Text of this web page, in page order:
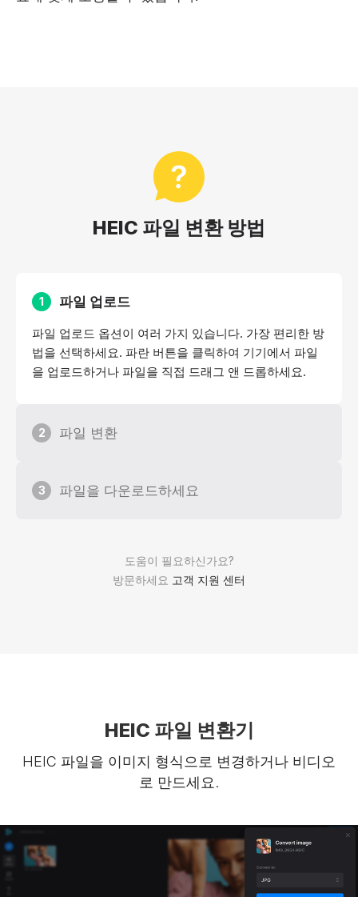
HEIC 파일 변환 방법
도움이 필요하신가요?
방문하세요 고객 지원 센터
1 파일 업로드
파일 업로드 옵션이 여러 가지 있습니다. 가장 편리한 방
법을 선택하세요. 파란 버튼을 클릭하여 기기에서 파일
을 업로드하거나 파일을 직접 드래그 앤 드롭하세요.
2 파일 변환
3 파일을 다운로드하세요
HEIC 파일 변환기
HEIC 파일을 이미지 형식으로 변경하거나 비디오
로 만드세요.